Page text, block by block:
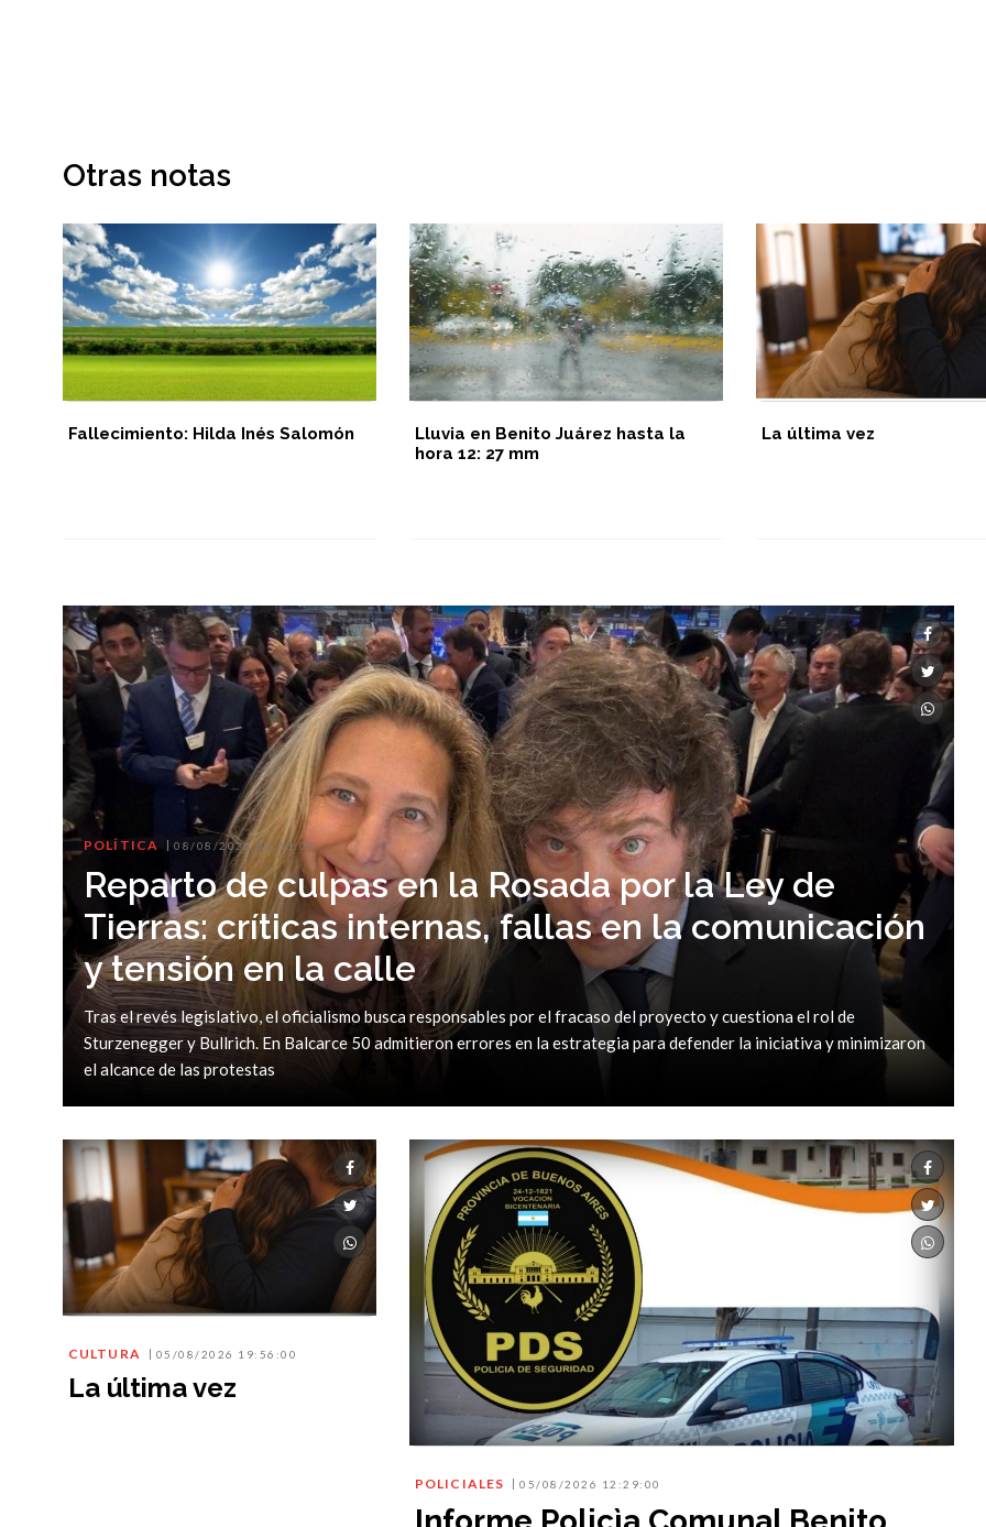
Otras notas
Fallecimiento: Hilda Inés Salomón
Lluvia en Benito Juárez hasta la
hora 12: 27 mm
La última vez
POLÍTICA 08/08/2026 00:36:00
Reparto de culpas en la Rosada por la Ley de
Tierras: críticas internas, fallas en la comunicación
y tensión en la calle
Tras el revés legislativo, el oficialismo busca responsables por el fracaso del proyecto y cuestiona el rol de
Sturzenegger y Bullrich. En Balcarce 50 admitieron errores en la estrategia para defender la iniciativa y minimizaron
el alcance de las protestas
CULTURA 05/08/2026 19:56:00
La última vez
POLICIALES 05/08/2026 12:29:00